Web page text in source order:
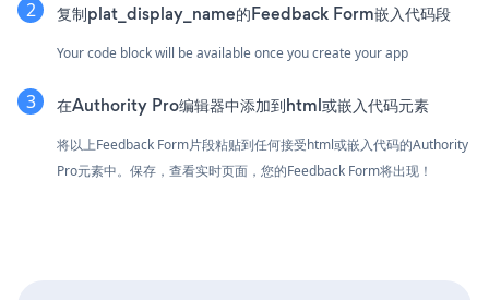
复制plat_display_name的Feedback Form嵌入代码段
Your code block will be available once you create your app
在Authority Pro编辑器中添加到html或嵌入代码元素
将以上Feedback Form片段粘贴到任何接受html或嵌入代码的Authority
Pro元素中。保存，查看实时页面，您的Feedback Form将出现！